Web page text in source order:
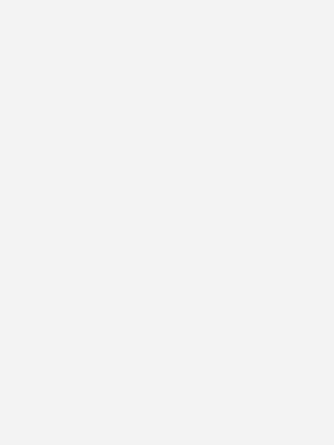
nur für die
für Schuhe von Elten soll für einen
Serie „Wellmaxx“ entlastet laut Anbieter